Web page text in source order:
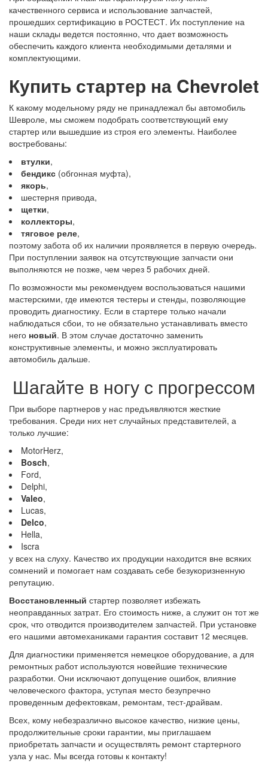
качественного сервиса и использование запчастей,
прошедших сертификацию в РОСТЕСТ. Их поступление на
наши склады ведется постоянно, что дает возможность
обеспечить каждого клиента необходимыми деталями и
комплектующими.
Купить стартер на Chevrolet
К какому модельному ряду не принадлежал бы автомобиль
Шевроле, мы сможем подобрать соответствующий ему
стартер или вышедшие из строя его элементы. Наиболее
востребованы:
втулки,
бендикс (обгонная муфта),
якорь,
шестерня привода,
щетки,
коллекторы,
тяговое реле,
поэтому забота об их наличии проявляется в первую очередь.
При поступлении заявок на отсутствующие запчасти они
выполняются не позже, чем через 5 рабочих дней.
По возможности мы рекомендуем воспользоваться нашими
мастерскими, где имеются тестеры и стенды, позволяющие
проводить диагностику. Если в стартере только начали
наблюдаться сбои, то не обязательно устанавливать вместо
него новый. В этом случае достаточно заменить
конструктивные элементы, и можно эксплуатировать
автомобиль дальше.
Шагайте в ногу с прогрессом
При выборе партнеров у нас предъявляются жесткие
требования. Среди них нет случайных представителей, а
только лучшие:
MotorHerz,
Bosch,
Ford,
Delphi,
Valeo,
Lucas,
Delco,
Hella,
Iscra
у всех на слуху. Качество их продукции находится вне всяких
сомнений и помогает нам создавать себе безукоризненную
репутацию.
Восстановленный стартер позволяет избежать
неоправданных затрат. Его стоимость ниже, а служит он тот же
срок, что отводится производителем запчастей. При установке
его нашими автомеханиками гарантия составит 12 месяцев.
Для диагностики применяется немецкое оборудование, а для
ремонтных работ используются новейшие технические
разработки. Они исключают допущение ошибок, влияние
человеческого фактора, уступая место безупречно
проведенным дефектовкам, ремонтам, тест-драйвам.
Всех, кому небезразлично высокое качество, низкие цены,
продолжительные сроки гарантии, мы приглашаем
приобретать запчасти и осуществлять ремонт стартерного
узла у нас. Мы всегда готовы к контакту!